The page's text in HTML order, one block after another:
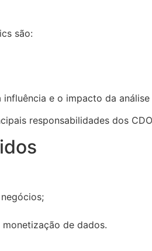
são:
influência e o impacto da
responsabilidades dos
de dados.